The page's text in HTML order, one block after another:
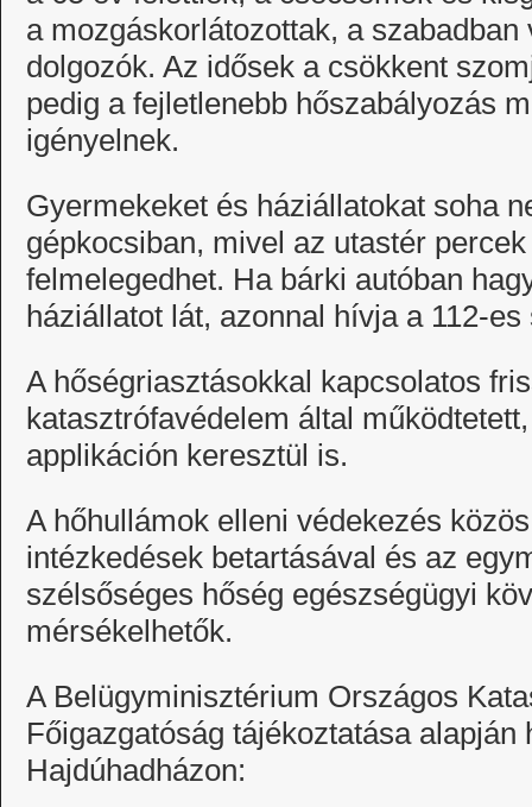
a mozgáskorlátozottak, a
dolgozók. Az idősek a csökkent
pedig a fejletlenebb hőszabályozás
igényelnek.
Gyermekeket és háziállatokat soha
gépkocsiban, mivel az utastér
felmelegedhet. Ha bárki autóban
háziállatot lát, azonnal hívja a 112-
A hőségriasztásokkal kapcsolatos
katasztrófavédelem által
applikáción keresztül is.
A hőhullámok elleni védekezés
intézkedések betartásával és az
szélsőséges hőség egészségügyi
mérsékelhetők.
A Belügyminisztérium Országos
Főigazgatóság tájékoztatása
Hajdúhadházon: